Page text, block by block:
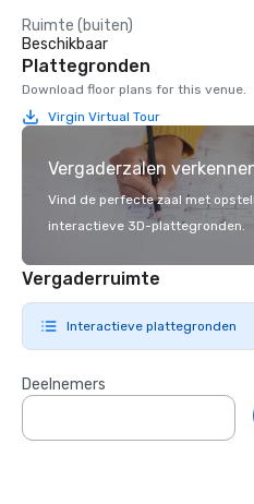
Ruimte (buiten)
Beschikbaar
Plattegronden
Download floor plans for this venue.
Virgin Virtual Tour
Vergaderzalen
Vind de perfecte zaal met
interactieve 3D-plattegronden.
Vergaderruimte
Interactieve plattegronden
Deelnemers